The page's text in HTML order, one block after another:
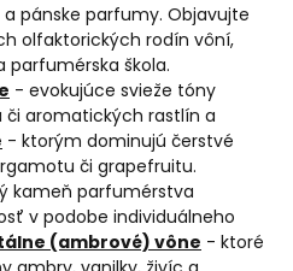
pánske parfumy. Objavujte
olfaktorických rodín vôní,
parfumérska škola.
- evokujúce svieže tóny
či aromatických rastlín a
- ktorým dominujú čerstvé
či grapefruitu.
kameň parfumérstva
v podobe individuálneho
(ambrové) vône - ktoré